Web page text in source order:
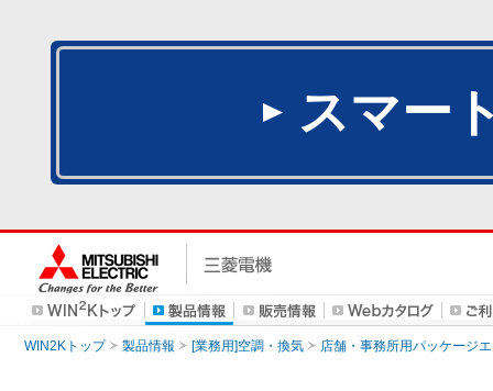
スマー
WIN2Kトップ 製品情報 [業務用]空調・換気 店舗・事務所用パッケージ